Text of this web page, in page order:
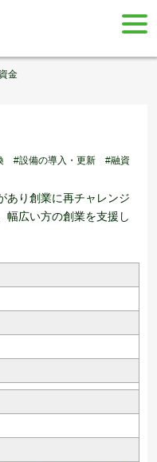
金
#設備の導入・更新 #融資
あり創業に再チャレンジ
幅広い方の創業を支援し